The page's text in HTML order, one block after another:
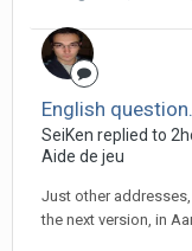
English question.
SeiKen replied to
Aide de jeu
Just other
the next version, in